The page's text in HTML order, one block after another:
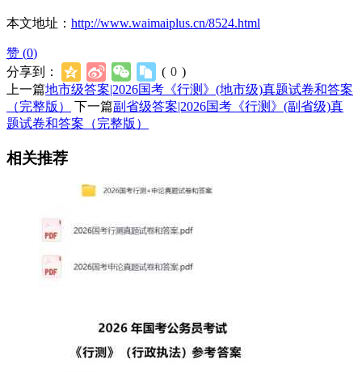
本文地址： http://www.waimaiplus.cn/8524.html
赞 (0)
分享到：
( 0 )
上一篇地市级答案|2026国考《行测》(地市级)真题试卷和答案
（完整版）
下一篇副省级答案|2026国考《行测》(副省级)真
题试卷和答案（完整版）
相关推荐